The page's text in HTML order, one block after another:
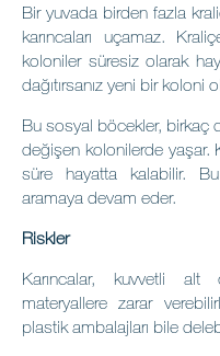
Bir yuvada birden fazla
karıncaları uçamaz.
koloniler süresiz olarak
dağıtırsanız yeni bir koloni
Bu sosyal böcekler, birkaç
değişen kolonilerde yaşar.
süre hayatta kalabilir.
aramaya devam eder.
Riskler
Karıncalar, kuvvetli
materyallere zarar
plastik ambalajları bile